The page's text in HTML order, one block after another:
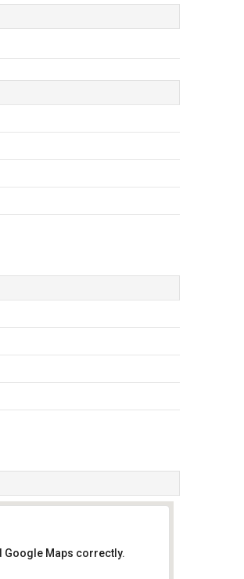
Google Maps correctly.